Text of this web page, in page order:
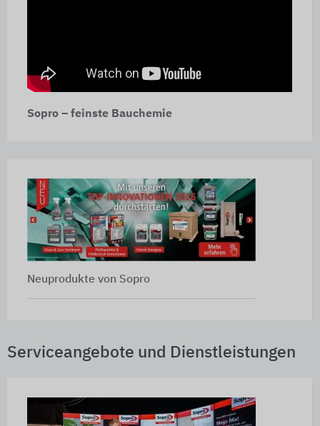
Sopro – feinste Bauchemie
Neuprodukte von Sopro
Serviceangebote und Dienstleistungen